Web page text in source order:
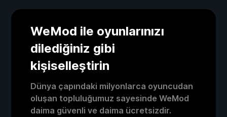
WeMod ile oyunlarınızı
dilediğiniz gibi
kişiselleştirin
Dünya çapındaki milyonlarca oyuncudan
oluşan topluluğumuz sayesinde WeMod
daima güvenli ve daima ücretsizdir.